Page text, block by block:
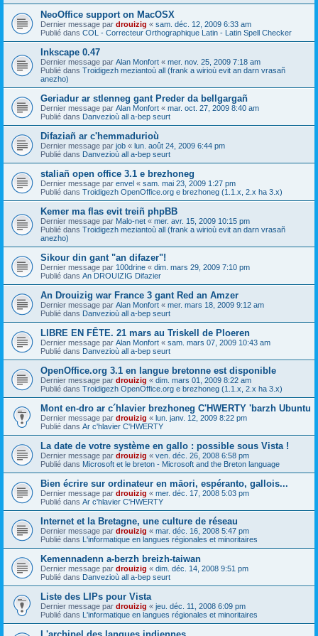
NeoOffice support on MacOSX
Dernier message par drouizig « sam. déc. 12, 2009 6:33 am
Publié dans COL - Correcteur Orthographique Latin - Latin Spell Checker
Inkscape 0.47
Dernier message par Alan Monfort « mer. nov. 25, 2009 7:18 am
Publié dans Troidigezh meziantoù all (frank a wirioù evit an darn vrasañ
anezho)
Geriadur ar stlenneg gant Preder da bellgargañ
Dernier message par Alan Monfort « mar. oct. 27, 2009 8:40 am
Publié dans Danvezioù all a-bep seurt
Difaziañ ar c'hemmadurioù
Dernier message par job « lun. août 24, 2009 6:44 pm
Publié dans Danvezioù all a-bep seurt
staliañ open office 3.1 e brezhoneg
Dernier message par envel « sam. mai 23, 2009 1:27 pm
Publié dans Troidigezh OpenOffice.org e brezhoneg (1.1.x, 2.x ha 3.x)
Kemer ma flas evit treiñ phpBB
Dernier message par Malo-net « mer. avr. 15, 2009 10:15 pm
Publié dans Troidigezh meziantoù all (frank a wirioù evit an darn vrasañ
anezho)
Sikour din gant "an difazer"!
Dernier message par 100drine « dim. mars 29, 2009 7:10 pm
Publié dans An DROUIZIG Difazier
An Drouizig war France 3 gant Red an Amzer
Dernier message par Alan Monfort « mer. mars 18, 2009 9:12 am
Publié dans Danvezioù all a-bep seurt
LIBRE EN FÊTE. 21 mars au Triskell de Ploeren
Dernier message par Alan Monfort « sam. mars 07, 2009 10:43 am
Publié dans Danvezioù all a-bep seurt
OpenOffice.org 3.1 en langue bretonne est disponible
Dernier message par drouizig « dim. mars 01, 2009 8:22 am
Publié dans Troidigezh OpenOffice.org e brezhoneg (1.1.x, 2.x ha 3.x)
Mont en-dro ar c´hlavier brezhoneg C'HWERTY 'barzh Ubuntu
Dernier message par drouizig « lun. janv. 12, 2009 8:22 pm
Publié dans Ar c'hlavier C'HWERTY
La date de votre système en gallo : possible sous Vista !
Dernier message par drouizig « ven. déc. 26, 2008 6:58 pm
Publié dans Microsoft et le breton - Microsoft and the Breton language
Bien écrire sur ordinateur en māori, espéranto, gallois...
Dernier message par drouizig « mer. déc. 17, 2008 5:03 pm
Publié dans Ar c'hlavier C'HWERTY
Internet et la Bretagne, une culture de réseau
Dernier message par drouizig « mar. déc. 16, 2008 5:47 pm
Publié dans L'informatique en langues régionales et minoritaires
Kemennadenn a-berzh breizh-taiwan
Dernier message par drouizig « dim. déc. 14, 2008 9:51 pm
Publié dans Danvezioù all a-bep seurt
Liste des LIPs pour Vista
Dernier message par drouizig « jeu. déc. 11, 2008 6:09 pm
Publié dans L'informatique en langues régionales et minoritaires
L'archipel des langues indiennes